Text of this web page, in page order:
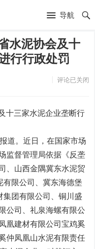
导航
水泥协会及十
行行政处罚
评论已关闭
十三家水泥企业垄断行
道。近日，在国家市场
监督管理局依据《反垄
、山西金隅冀东水泥贸
有限公司、冀东海德堡
集团有限公司、铜川盛
公司、礼泉海螺有限公
凰建材有限公司宝鸡奚
仲凤凰山水泥有限责任